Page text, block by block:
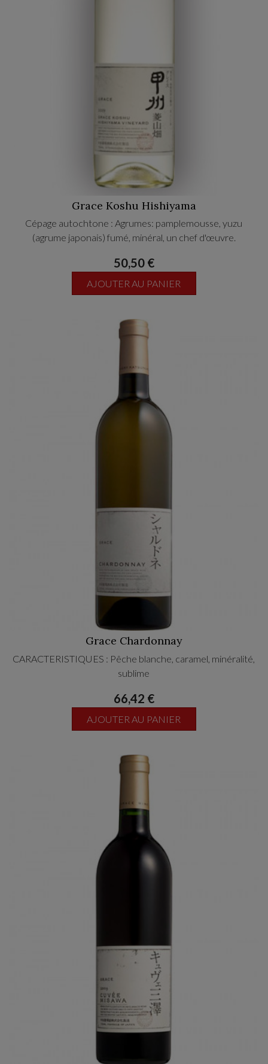
Grace Koshu Hishiyama
Cépage autochtone : Agrumes: pamplemousse, yuzu
(agrume japonais) fumé, minéral, un chef d'œuvre.
50,50 €
AJOUTER AU PANIER
Grace Chardonnay
CARACTERISTIQUES : Pêche blanche, caramel, minéralité,
sublime
66,42 €
AJOUTER AU PANIER